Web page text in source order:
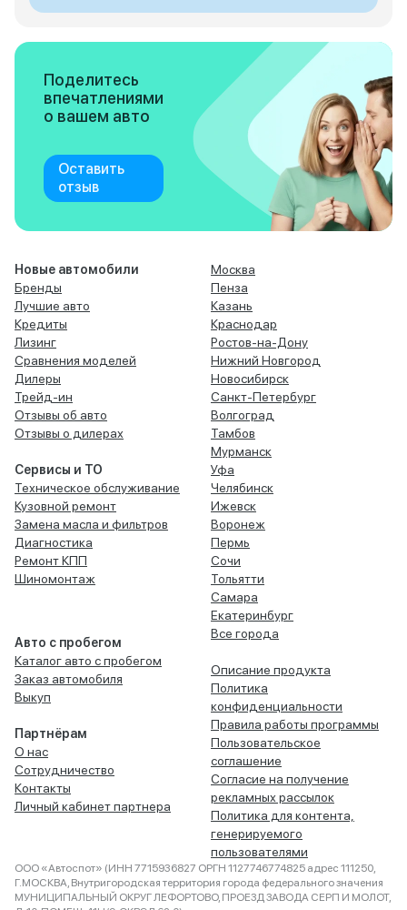
Поделитесь
впечатлениями
о вашем авто
Оставить
отзыв
Новые автомобили
Бренды
Лучшие авто
Кредиты
Лизинг
Сравнения моделей
Дилеры
Трейд-ин
Отзывы об авто
Отзывы о дилерах
Сервисы и ТО
Техническое обслуживание
Кузовной ремонт
Замена масла и фильтров
Диагностика
Ремонт КПП
Шиномонтаж
Авто с пробегом
Каталог авто с пробегом
Заказ автомобиля
Выкуп
Партнёрам
О нас
Сотрудничество
Контакты
Личный кабинет партнера
Москва
Пенза
Казань
Краснодар
Ростов-на-Дону
Нижний Новгород
Новосибирск
Санкт-Петербург
Волгоград
Тамбов
Мурманск
Уфа
Челябинск
Ижевск
Воронеж
Пермь
Сочи
Тольятти
Самара
Екатеринбург
Все города
Описание продукта
Политика
конфиденциальности
Правила работы программы
Пользовательское
соглашение
Согласие на получение
рекламных рассылок
Политика для контента,
генерируемого
пользователями
ООО «Автоспот» (ИНН 7715936827 ОРГН 1127746774825 адрес 111250,
Г.МОСКВА, Внутригородская территория города федерального значения
МУНИЦИПАЛЬНЫЙ ОКРУГ ЛЕФОРТОВО, ПРОЕЗД ЗАВОДА СЕРП И МОЛОТ,